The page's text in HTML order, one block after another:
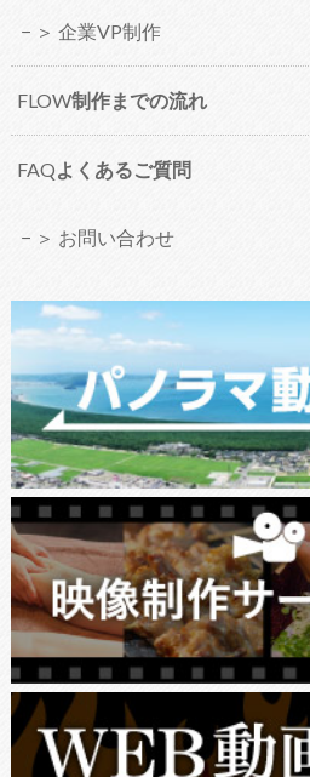
＞ 企業VP制作
FLOW制作までの流れ
FAQよくあるご質問
＞ お問い合わせ